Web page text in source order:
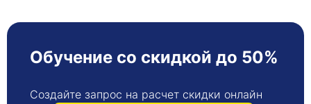
Обучение со скидкой до 50%
Создайте запрос на расчет скидки онлайн